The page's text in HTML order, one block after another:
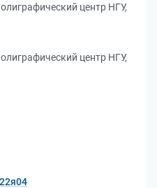
центр НГУ,
центр НГУ,